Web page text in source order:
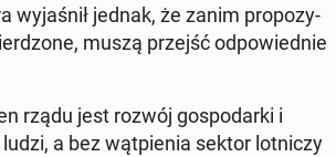
wy­ja­śnił jednak, że zanim pro­po­zy­
muszą przejść od­po­wied­nie
rządu jest rozwój go­spo­dar­ki i
a bez wąt­pie­nia sektor lot­ni­czy